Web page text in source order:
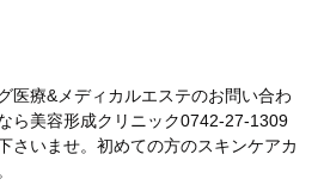
医療&メディカルエステのお問い合わ
ら美容形成クリニック0742-27-1309
さいませ。初めての方のスキンケアカ